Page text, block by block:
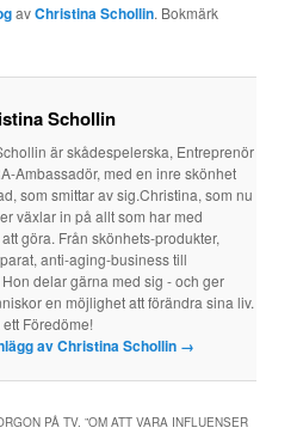
avChristina Schollin. Bokmärk
Schollin
är skådespelerska, Entreprenör
Ambassadör, med en inre skönhet
som smittar av sig.Christina, som nu
växlar in på allt som har med
göra. Från skönhets-produkter,
anti-aging-business till
delar gärna med sig - och ger
en möjlighet att förändra sina liv.
Föredöme!
av Christina Schollin →
PÅ TV. ”OM ATT VARA INFLUENSER